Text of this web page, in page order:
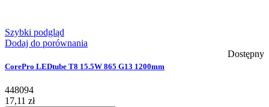
Szybki podgląd
Dodaj do porównania
Dostępny
CorePro LEDtube T8 15.5W 865 G13 1200mm
448094
17,11 zł